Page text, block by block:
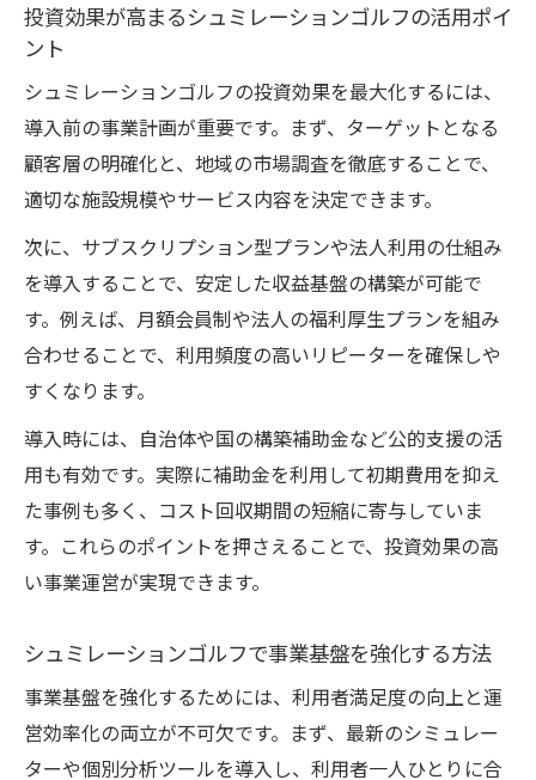
の選び方
ト
シュミレーションゴルフ費用と効果のバラ
ンスを考察
提案
自宅導入で注目のシュミレーションゴルフ
費用分析
事業計画書作成時に役立つポイント集
画書の作成術
インドアゴルフ事業計画書に盛り込むべき
重要要素
収益性を高めるシュミレーションゴルフ計
補助金申請時に役立つ事業計画のポイント
競合との差別化を図るシュミレーションゴ
ルフ戦略集
投資効果が高まるシュミレーションゴルフの活用ポイ
ント
シュミレーションゴルフの投資効果を最大化するには、
導入前の事業計画が重要です。まず、ターゲットとなる
顧客層の明確化と、地域の市場調査を徹底することで、
適切な施設規模やサービス内容を決定できます。
次に、サブスクリプション型プランや法人利用の仕組み
を導入することで、安定した収益基盤の構築が可能で
す。例えば、月額会員制や法人の福利厚生プランを組み
合わせることで、利用頻度の高いリピーターを確保しや
すくなります。
導入時には、自治体や国の構築補助金など公的支援の活
用も有効です。実際に補助金を利用して初期費用を抑え
た事例も多く、コスト回収期間の短縮に寄与していま
す。これらのポイントを押さえることで、投資効果の高
い事業運営が実現できます。
シュミレーションゴルフで事業基盤を強化する方法
事業基盤を強化するためには、利用者満足度の向上と運
営効率化の両立が不可欠です。まず、最新のシミュレー
ターや個別分析ツールを導入し、利用者一人ひとりに合